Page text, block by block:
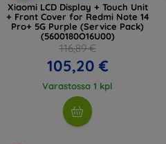
Xiaomi LCD Display + Touch Unit
+ Front Cover for Redmi Note 14
Pro+ 5G Purple (Service Pack)
(5600180O16U00)
116,89 €
105,20 €
Varastossa 1 kpl